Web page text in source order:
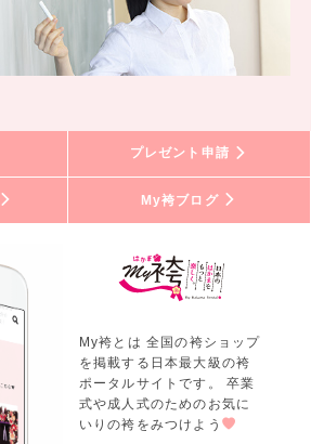
一蔵 JRタワー札幌店
一蔵 山形店
一蔵 広島店
一蔵 新大阪店
一蔵 大津店
一蔵 岐阜店
一蔵 高知店
一蔵 橿原店
プレゼント申請
My袴ブログ
My袴とは 全国の袴ショップ
を掲載する日本最大級の袴
ポータルサイトです。 卒業
式や成人式のためのお気に
いりの袴をみつけよう